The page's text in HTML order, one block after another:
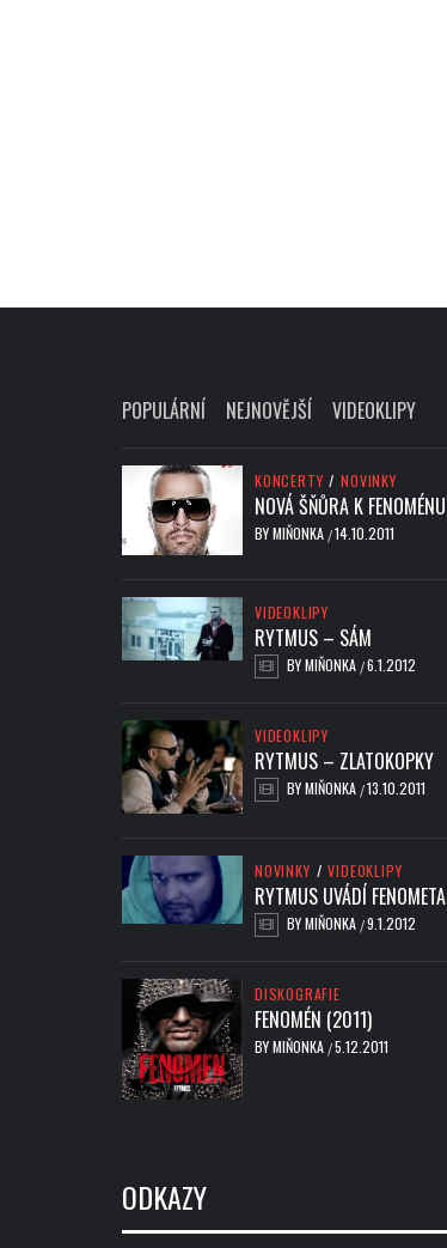
POPULÁRNÍ NEJNOVĚJŠÍ VIDEOKLIPY
KONCERTY / NOVINKY
NOVÁ ŠŇŮRA K FENOMÉNU
BYMIŇONKA /14.10.2011
VIDEOKLIPY
RYTMUS – SÁM
BYMIŇONKA /6.1.2012
VIDEOKLIPY
RYTMUS – ZLATOKOPKY
BYMIŇONKA /13.10.2011
NOVINKY / VIDEOKLIPY
RYTMUS UVÁDÍ
BYMIŇONKA /9.1.2012
DISKOGRAFIE
FENOMÉN (2011)
BYMIŇONKA /5.12.2011
ODKAZY